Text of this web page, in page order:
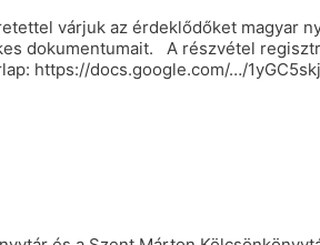
várjuk az érdeklődőket magyar
dokumentumait. A részvétel
https://docs.google.com/…/